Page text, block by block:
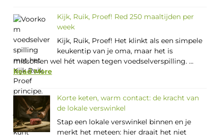
Kijk, Ruik, Proef! Red 250 maaltijden per
week
Kijk, Ruik, Proef! Het klinkt als een simpele
keukentip van je oma, maar het is
misschien wel hét wapen tegen voedselverspilling. ...
Read More
Korte keten, warm contact: de kracht van
de lokale verswinkel
Stap een lokale verswinkel binnen en je
merkt het meteen: hier draait het niet